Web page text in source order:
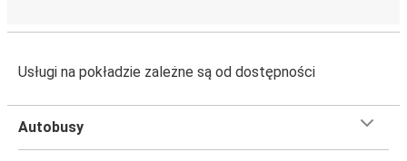
Usługi na pokładzie zależne są od dostępności
Autobusy